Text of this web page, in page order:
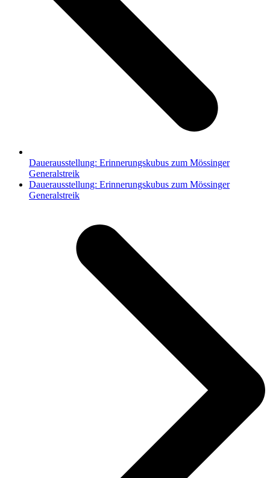
Dauerausstellung: Erinnerungskubus zum Mössinger
Generalstreik
Nächster
Beitrag:
Dauerausstellung: Erinnerungskubus zum Mössinger
Generalstreik